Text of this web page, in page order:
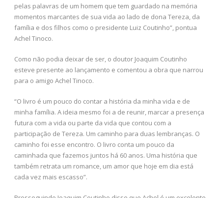
pelas palavras de um homem que tem guardado na memória
momentos marcantes de sua vida ao lado de dona Tereza, da
família e dos filhos como o presidente Luiz Coutinho”, pontua
Achel Tinoco.
Como não podia deixar de ser, o doutor Joaquim Coutinho
esteve presente ao lançamento e comentou a obra que narrou
para o amigo Achel Tinoco.
“O livro é um pouco do contar a história da minha vida e de
minha família. A ideia mesmo foi a de reunir, marcar a presença
futura com a vida ou parte da vida que contou com a
participação de Tereza. Um caminho para duas lembranças. O
caminho foi esse encontro. O livro conta um pouco da
caminhada que fazemos juntos há 60 anos. Uma história que
também retrata um romance, um amor que hoje em dia está
cada vez mais escasso”.